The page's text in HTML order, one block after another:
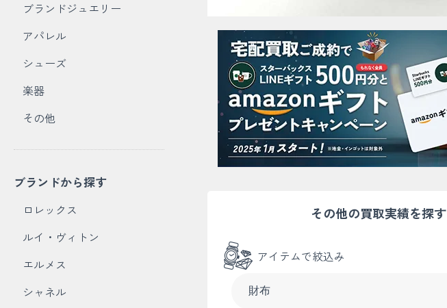
ブランドジュエリー
アパレル
シューズ
楽器
その他
ブランドから探す
ロレックス
ルイ・ヴィトン
エルメス
シャネル
その他の買取実績を探す
アイテムで絞込み